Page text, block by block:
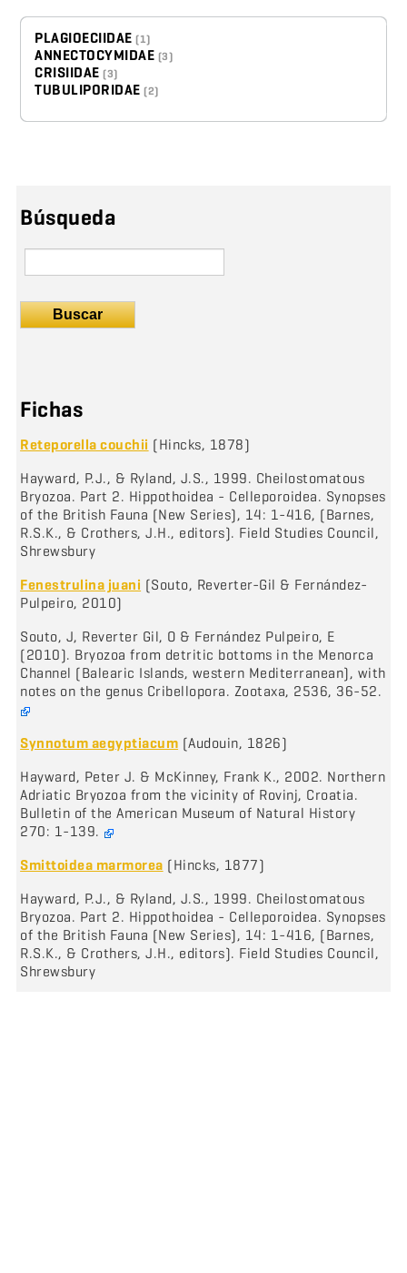
PLAGIOECIIDAE (1)
ANNECTOCYMIDAE (3)
CRISIIDAE (3)
TUBULIPORIDAE (2)
Búsqueda
Buscar
Fichas
Reteporella couchii (Hincks, 1878)
Hayward, P.J., & Ryland, J.S., 1999. Cheilostomatous
Bryozoa. Part 2. Hippothoidea - Celleporoidea. Synopses
of the British Fauna (New Series), 14: 1-416, (Barnes,
R.S.K., & Crothers, J.H., editors). Field Studies Council,
Shrewsbury
Fenestrulina juani (Souto, Reverter-Gil & Fernández-
Pulpeiro, 2010)
Souto, J, Reverter Gil, O & Fernández Pulpeiro, E
(2010). Bryozoa from detritic bottoms in the Menorca
Channel (Balearic Islands, western Mediterranean), with
notes on the genus Cribellopora. Zootaxa, 2536, 36-52.
Synnotum aegyptiacum (Audouin, 1826)
Hayward, Peter J. & McKinney, Frank K., 2002. Northern
Adriatic Bryozoa from the vicinity of Rovinj, Croatia.
Bulletin of the American Museum of Natural History
270: 1-139.
Smittoidea marmorea (Hincks, 1877)
Hayward, P.J., & Ryland, J.S., 1999. Cheilostomatous
Bryozoa. Part 2. Hippothoidea - Celleporoidea. Synopses
of the British Fauna (New Series), 14: 1-416, (Barnes,
R.S.K., & Crothers, J.H., editors). Field Studies Council,
Shrewsbury